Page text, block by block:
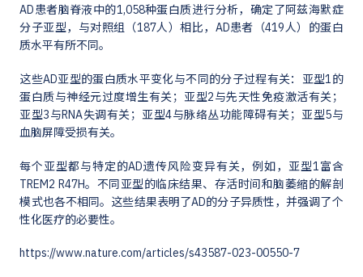
AD患者脑脊液中的1,058种蛋白质进行分析，确定了阿兹海默症
分子亚型，与对照组（187人）相比，AD患者（419人）的蛋白
质水平有所不同。
这些AD亚型的蛋白质水平变化与不同的分子过程有关：亚型1的
蛋白质与神经元过度增生有关；亚型2与先天性免疫激活有关；
亚型3与RNA失调有关；亚型4与脉络丛功能障碍有关；亚型5与
血脑屏障受损有关。
每个亚型都与特定的AD遗传风险变异有关，例如，亚型1富含
TREM2 R47H。不同亚型的临床结果、存活时间和脑萎缩的解剖
模式也各不相同。这些结果表明了AD的分子异质性，并强调了个
性化医疗的必要性。
https://www.nature.com/articles/s43587-023-00550-7